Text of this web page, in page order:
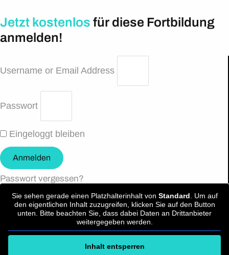
Jetzt kostenlos für diese Fortbildung
anmelden!
Username or Email Address
Passwort
Eingeloggt bleiben
Anmelden
Passwort vergessen?
Sie sehen gerade einen Platzhalterinhalt von Standard . Um auf
den eigentlichen Inhalt zuzugreifen, klicken Sie auf den Button
unten. Bitte beachten Sie, dass dabei Daten an Drittanbieter
weitergegeben werden.
Inhalt entsperren